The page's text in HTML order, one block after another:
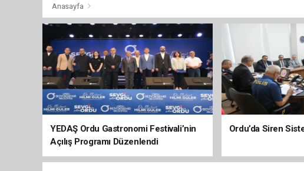
Anasayfa
YEDAŞ Ordu Gastronomi Festivali’nin
Açılış Programı Düzenlendi
Ordu’da Siren